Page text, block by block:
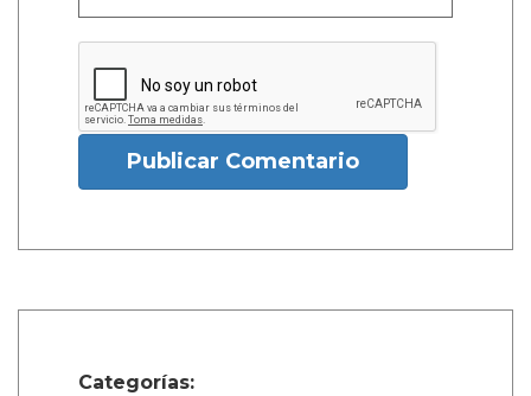
Publicar Comentario
Categorías: